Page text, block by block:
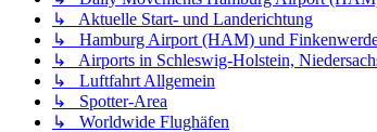
↳ Aktuelle Start- und Landerichtung
↳ Hamburg Airport (HAM) und
↳ Airports in Schleswig-Holstein,
↳ Luftfahrt Allgemein
↳ Spotter-Area
↳ Worldwide Flughäfen